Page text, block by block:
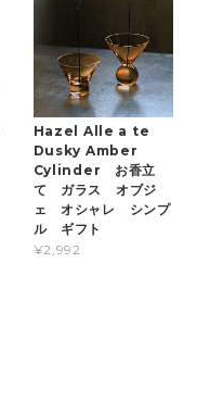
Hazel Alle a te
Dusky Amber
Cylinder お香立
て ガラス オブジ
ェ オシャレ シンプ
ル ギフト
¥2,992